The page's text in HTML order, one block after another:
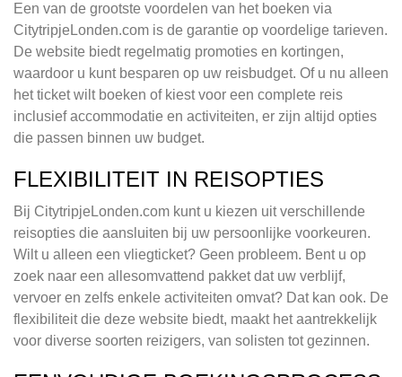
Een van de grootste voordelen van het boeken via
CitytripjeLonden.com is de garantie op voordelige tarieven.
De website biedt regelmatig promoties en kortingen,
waardoor u kunt besparen op uw reisbudget. Of u nu alleen
het ticket wilt boeken of kiest voor een complete reis
inclusief accommodatie en activiteiten, er zijn altijd opties
die passen binnen uw budget.
FLEXIBILITEIT IN REISOPTIES
Bij CitytripjeLonden.com kunt u kiezen uit verschillende
reisopties die aansluiten bij uw persoonlijke voorkeuren.
Wilt u alleen een vliegticket? Geen probleem. Bent u op
zoek naar een allesomvattend pakket dat uw verblijf,
vervoer en zelfs enkele activiteiten omvat? Dat kan ook. De
flexibiliteit die deze website biedt, maakt het aantrekkelijk
voor diverse soorten reizigers, van solisten tot gezinnen.